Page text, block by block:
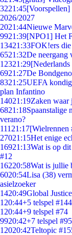
3221:45[Voorspellen]
2026/2027
2021:44Nieuwe
9921:39[NPO1] Het
13421:33FOK!ers die
6521:32De neergang
12321:29
6921:27De
8321:25UEFA
plan Infantino
14021:19Zaken waar
6821:18Spaanstalige
verano?
111 21:17[Wielrennen
27021:15Het enige
16921:13Wat is op
#12
16220:58Wat is jullie
6020:54Lisa (38)
asielzoeker
1420:49Global
1 20:44+5 telspel
1 20:44+9 telspel #74
9920:42+7 telspel #95
12020:42Teltopic